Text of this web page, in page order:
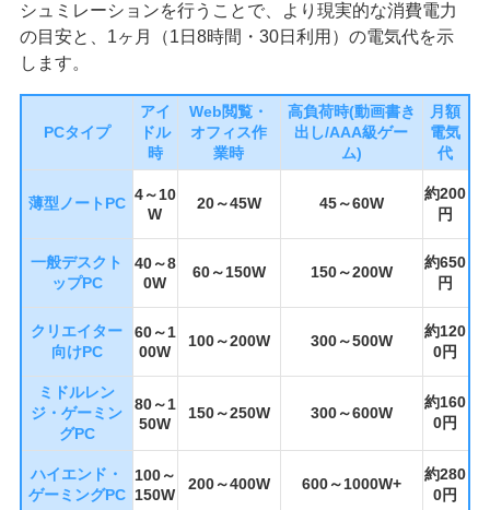
シュミレーションを行うことで、より現実的な消費電力
の目安と、1ヶ月（1日8時間・30日利用）の電気代を示
します。
PCタイプ
アイ
ドル
時
Web閲覧・
オフィス作
業時
高負荷時(動画書き
出し/AAA級ゲー
ム)
月額
電気
代
薄型ノートPC 4～10
W
20～45W 45～60W
約200
円
一般デスクト
ップPC
40～8
0W
60～150W 150～200W
約650
円
クリエイター
向けPC
60～1
00W
100～200W 300～500W
約120
0円
ミドルレン
ジ・ゲーミン
グPC
80～1
50W
150～250W 300～600W
約160
0円
ハイエンド・
ゲーミングPC
100～
150W
200～400W 600～1000W+
約280
0円